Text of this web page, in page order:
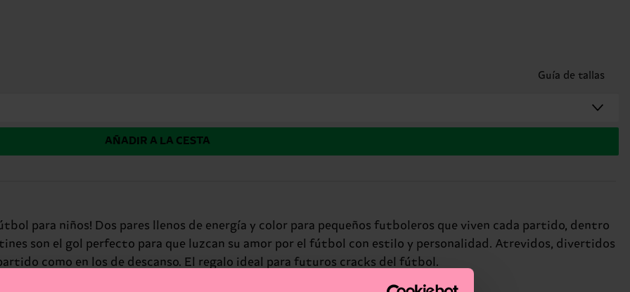
Guía de tallas
AÑADIR A LA CESTA
para niños! Dos pares llenos de energía y color para pequeños futboleros que viven cada partido, dentro
son el gol perfecto para que luzcan su amor por el fútbol con estilo y personalidad. Atrevidos, divertidos
como en los de descanso. El regalo ideal para futuros cracks del fútbol.